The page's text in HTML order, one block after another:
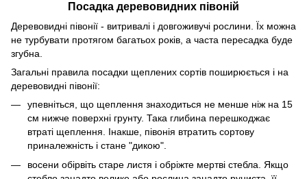
Посадка деревовидних півоній
Деревовидні півонії - витривалі і довгоживучі рослини. Їх можна
не турбувати протягом багатьох років, а часта пересадка буде
згубна.
Загальні правила посадки щеплених сортів поширюється і на
деревовидні півонії:
упевніться, що щеплення знаходиться не менше ніж на 15
см нижче поверхні грунту. Така глибина перешкоджає
втраті щеплення. Інакше, півонія втратить сортову
приналежність і стане "дикою".
восени обірвіть старе листя і обріжте мертві стебла. Якщо